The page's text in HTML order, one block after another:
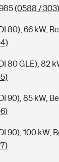
(0588 / 303)
80), 66 kW,
80 GLE), 82
90), 85 kW,
90), 100 kW,